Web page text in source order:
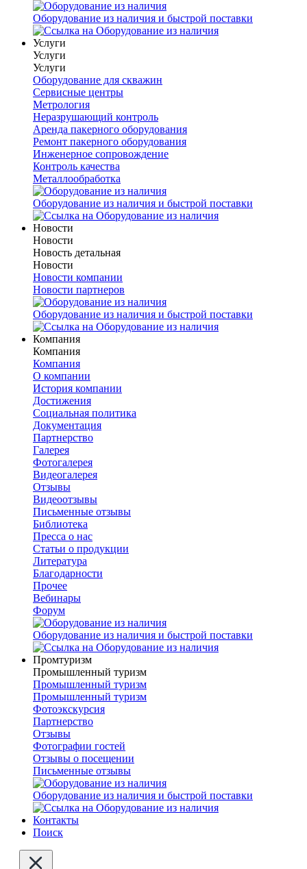
Оборудование из наличия и быстрой поставки
Услуги
Услуги
Услуги
Оборудование для скважин
Сервисные центры
Метрология
Неразрушающий контроль
Аренда пакерного оборудования
Ремонт пакерного оборудования
Инженерное сопровождение
Контроль качества
Металлообработка
Оборудование из наличия и быстрой поставки
Новости
Новости
Новость детальная
Новости
Новости компании
Новости партнеров
Оборудование из наличия и быстрой поставки
Компания
Компания
Компания
О компании
История компании
Достижения
Социальная политика
Документация
Партнерство
Галерея
Фотогалерея
Видеогалерея
Отзывы
Видеоотзывы
Письменные отзывы
Библиотека
Пресса о нас
Статьи о продукции
Литература
Благодарности
Прочее
Вебинары
Форум
Оборудование из наличия и быстрой поставки
Промтуризм
Промышленный туризм
Промышленный туризм
Промышленный туризм
Фотоэкскурсия
Партнерство
Отзывы
Фотографии гостей
Отзывы о посещении
Письменные отзывы
Оборудование из наличия и быстрой поставки
Контакты
Поиск